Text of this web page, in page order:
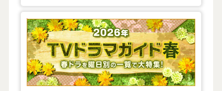
【2026年春】TVドラマガイド